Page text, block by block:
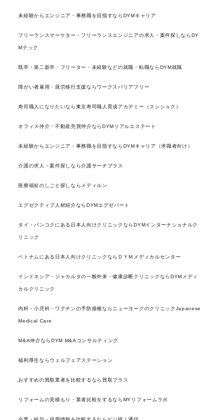
未経験からエンジニア・事務職を目指すならDYMキャリア
フリーランスマーケター・フリーランスエンジニアの求人・案件探しならDY
Mテック
既卒・第二新卒・フリーター・未経験などの就職・転職ならDYM就職
障がい者雇用・就労移行支援ならワークスバリアフリー
寿司職人になりたいなら東京寿司職人育成アカデミー（スシショク）
オフィス仲介・不動産売買仲介ならDYMリアルエステート
未経験からエンジニア・事務職を目指すならDYMキャリア（求職者向け）
介護の求人・案件探しなら介護サーチプラス
医療福祉のしごと探しならメディルン
エグゼクティブ人材紹介ならDYMエグゼパート
タイ・バンコクにある日本人向けクリニックならDYMインターナショナルク
リニック
ベトナムにある日本人向けクリニックならＤＹＭメディカルセンター
インドネシア・ジャカルタの一般外来・健康診断クリニックならDYMメディ
カルクリニック
内科・小児科・ワクチンの予防接種ならニューヨークのクリニックJapanese
Medical Care
M&A仲介ならDYM M&Aコンサルティング
福利厚生ならウェルフェアステーション
おすすめの買取業者を比較するなら買取プラス
リフォームの見積もり・業者比較をするならMYリフォームラボ